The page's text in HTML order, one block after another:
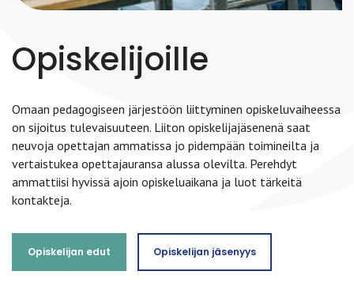
Opiskelijoille
Omaan pedagogiseen järjestöön liittyminen opiskeluvaiheessa
on sijoitus tulevaisuuteen. Liiton opiskelijajäsenenä saat
neuvoja opettajan ammatissa jo pidempään toimineilta ja
vertaistukea opettajauransa alussa olevilta. Perehdyt
ammattiisi hyvissä ajoin opiskeluaikana ja luot tärkeitä
kontakteja.
Opiskelijan edut Opiskelijan jäsenyys